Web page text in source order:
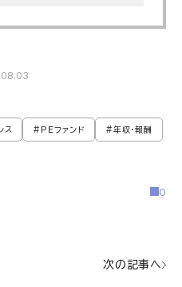
ス #PEファンド #年収・報酬
0
次の記事へ